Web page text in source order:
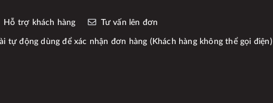
Hỗ trợ khách hàng Tư vấn lên đơn
tự động dùng để xác nhận đơn hàng (Khách hàng không thể gọi điện)